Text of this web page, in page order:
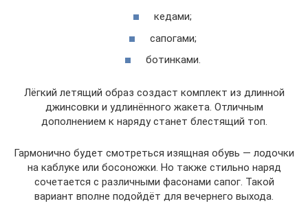
кедами;
сапогами;
ботинками.
Лёгкий летящий образ создаст комплект из длинной
джинсовки и удлинённого жакета. Отличным
дополнением к наряду станет блестящий топ.
Гармонично будет смотреться изящная обувь — лодочки
на каблуке или босоножки. Но также стильно наряд
сочетается с различными фасонами сапог. Такой
вариант вполне подойдёт для вечернего выхода.